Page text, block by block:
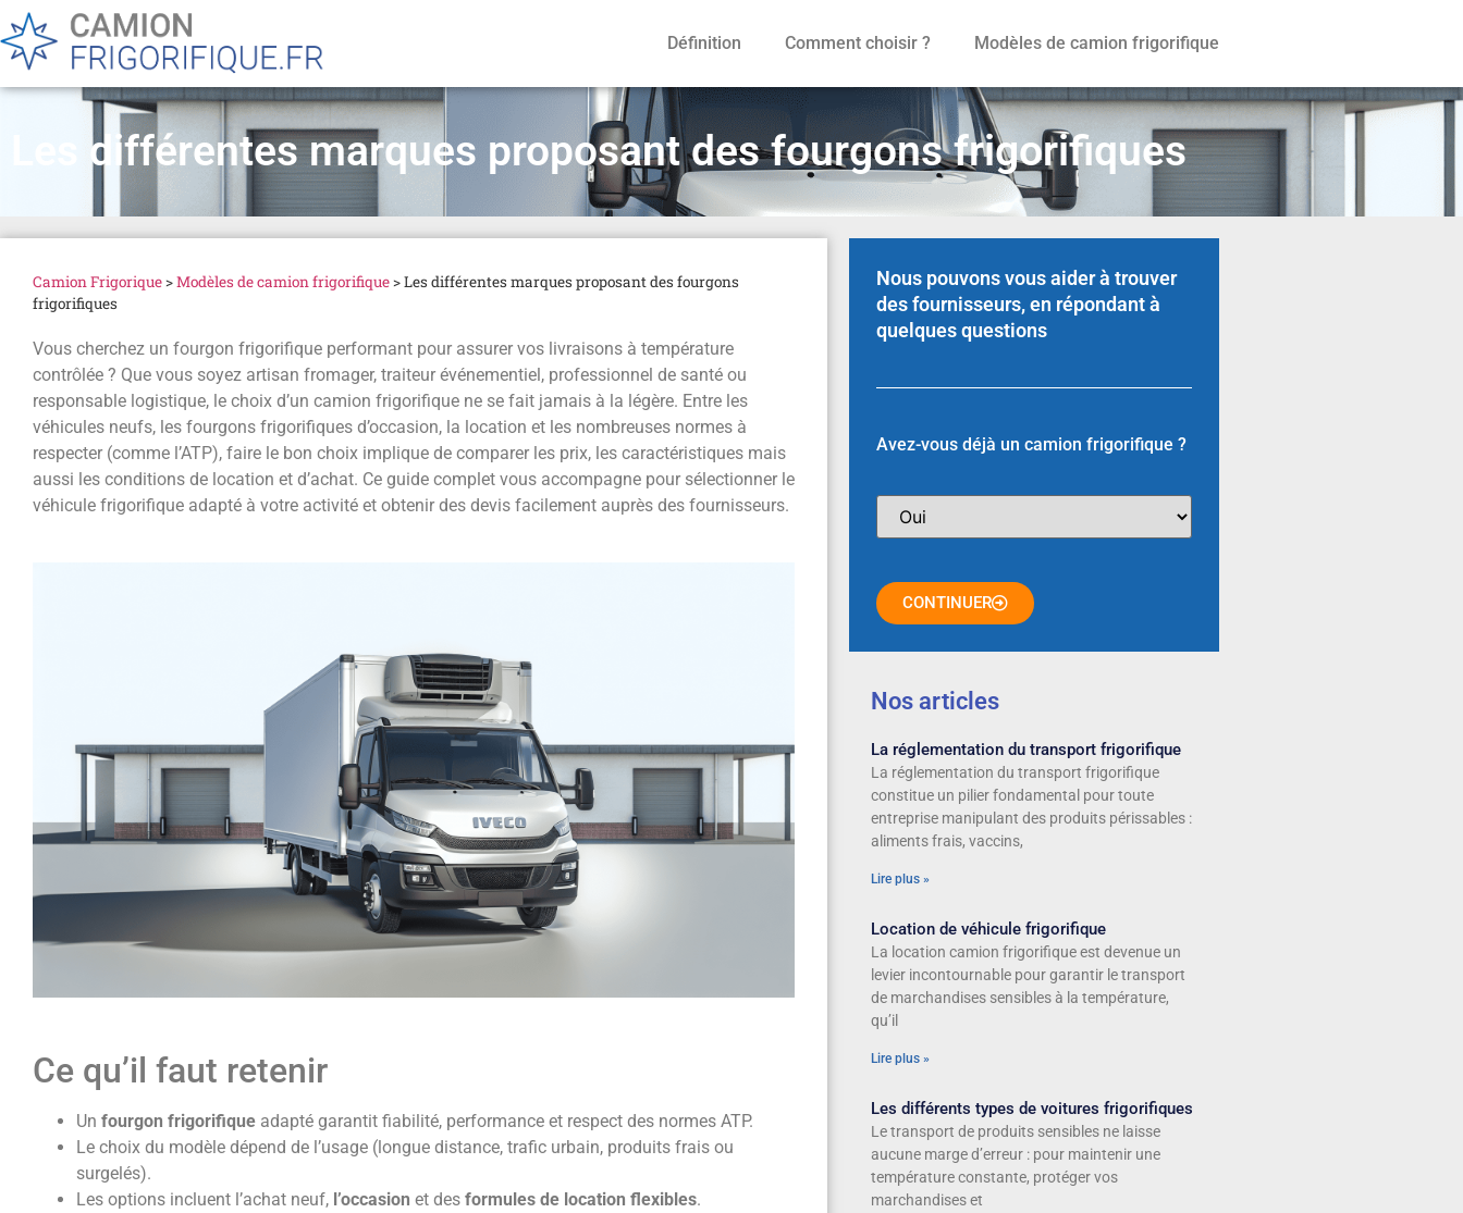
Définition Comment choisir ? Modèles de camion frigorifique
Les différentes marques proposant des fourgons frigorifiques
Camion Frigorique>Modèles de camion frigorifique>Les différentes marques proposant des fourgons
frigorifiques
Vous cherchez un fourgon frigorifique performant pour assurer vos livraisons à température
contrôlée ? Que vous soyez artisan fromager, traiteur événementiel, professionnel de santé ou
responsable logistique, le choix d’un camion frigorifique ne se fait jamais à la légère. Entre les
véhicules neufs, les fourgons frigorifiques d’occasion, la location et les nombreuses normes à
respecter (comme l’ATP), faire le bon choix implique de comparer les prix, les caractéristiques mais
aussi les conditions de location et d’achat. Ce guide complet vous accompagne pour sélectionner le
véhicule frigorifique adapté à votre activité et obtenir des devis facilement auprès des fournisseurs.
Ce qu’il faut retenir
Un fourgon frigorifique adapté garantit fiabilité, performance et respect des normes ATP.
Le choix du modèle dépend de l’usage (longue distance, trafic urbain, produits frais ou
surgelés).
Les options incluent l’achat neuf, l’occasion et des formules de location flexibles.
Nous pouvons vous aider à trouver
des fournisseurs, en répondant à
quelques questions
Avez-vous déjà un camion frigorifique ?
CONTINUER
Nos articles
La réglementation du transport frigorifique
La réglementation du transport frigorifique
constitue un pilier fondamental pour toute
entreprise manipulant des produits périssables :
aliments frais, vaccins,
Lire plus »
Location de véhicule frigorifique
La location camion frigorifique est devenue un
levier incontournable pour garantir le transport
de marchandises sensibles à la température,
qu’il
Lire plus »
Les différents types de voitures frigorifiques
Le transport de produits sensibles ne laisse
aucune marge d’erreur : pour maintenir une
température constante, protéger vos
marchandises et